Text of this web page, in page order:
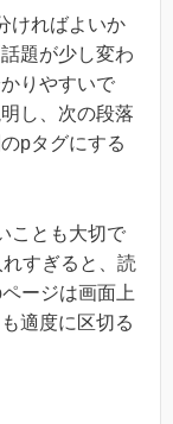
ければよいか
題が少し変わ
りやすいで
し、次の段落
pタグにする
ことも大切で
すぎると、読
ージは画面上
適度に区切る